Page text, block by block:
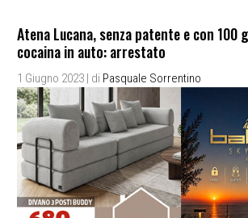
Atena Lucana, senza patente e con 100
cocaina in auto: arrestato
1 Giugno 2023 | di Pasquale Sorrentino